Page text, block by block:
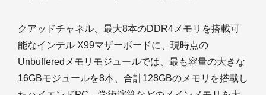
クアッドチャネル、最大8本のDDR4メモリを搭載可
能なインテル X99マザーボードに、現時点の
Unbufferedメモリモジュールでは、最も容量の大きな
16GBモジュールを8本、合計128GBのメモリを搭載し